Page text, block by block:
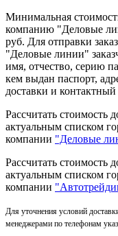
Минимальная
компанию "Деловые
руб. Для отправки
"Деловые линии"
имя, отчество, серию
кем выдан паспорт,
доставки и
Рассчитать стоимость
актуальным списком
компании "Деловые
Рассчитать стоимость
актуальным списком
компании
Для уточнения условий
менеджерами по телефонам